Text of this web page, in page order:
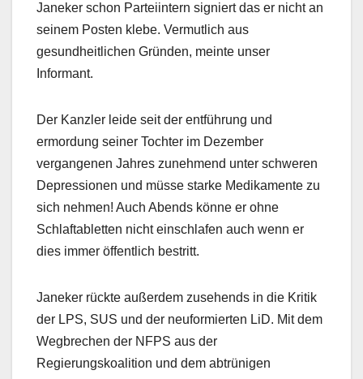
Janeker schon Parteiintern signiert das er nicht an
seinem Posten klebe. Vermutlich aus
gesundheitlichen Gründen, meinte unser
Informant.
Der Kanzler leide seit der entführung und
ermordung seiner Tochter im Dezember
vergangenen Jahres zunehmend unter schweren
Depressionen und müsse starke Medikamente zu
sich nehmen! Auch Abends könne er ohne
Schlaftabletten nicht einschlafen auch wenn er
dies immer öffentlich bestritt.
Janeker rückte außerdem zusehends in die Kritik
der LPS, SUS und der neuformierten LiD. Mit dem
Wegbrechen der NFPS aus der
Regierungskoalition und dem abtrünigen